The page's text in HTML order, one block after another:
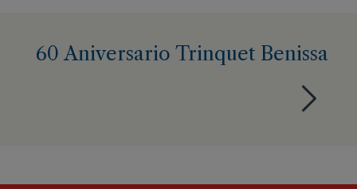
60 Aniversario Trinquet Benissa